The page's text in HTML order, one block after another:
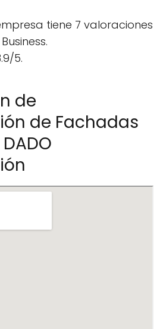
tiene 7 valoraciones
5.
de
de Fachadas